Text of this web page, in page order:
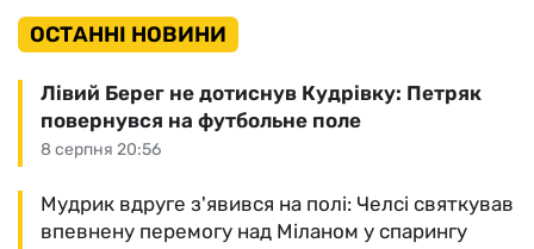
ОСТАННІ НОВИНИ
8 серпня 20:56
Лівий Берег не дотиснув Кудрівку: Петряк
повернувся на футбольне поле
Мудрик вдруге з'явився на полі: Челсі святкував
впевнену перемогу над Міланом у спарингу